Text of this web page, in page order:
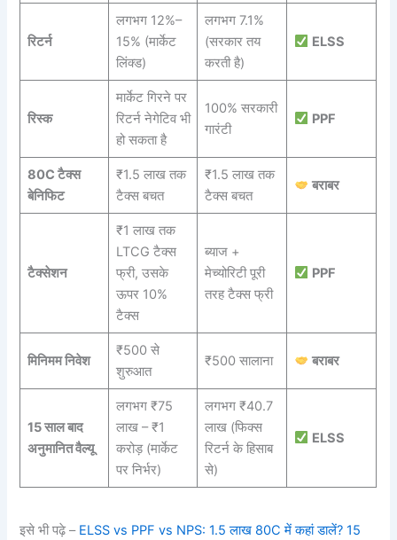
रिटर्न
लगभग 12%–
15% (मार्केट
लिंक्ड)
लगभग 7.1%
(सरकार तय
करती है)
ELSS
रिस्क
मार्केट गिरने पर
रिटर्न नेगेटिव भी
हो सकता है
100% सरकारी
गारंटी
PPF
80C टैक्स
बेनिफिट
₹1.5 लाख तक
टैक्स बचत
₹1.5 लाख तक
टैक्स बचत
बराबर
टैक्सेशन
₹1 लाख तक
LTCG टैक्स
फ्री, उसके
ऊपर 10%
टैक्स
ब्याज +
मेच्योरिटी पूरी
तरह टैक्स फ्री
PPF
मिनिमम निवेश
₹500 से
शुरुआत
₹500 सालाना बराबर
15 साल बाद
अनुमानित वैल्यू
लगभग ₹75
लाख – ₹1
करोड़ (मार्केट
पर निर्भर)
लगभग ₹40.7
लाख (फिक्स
रिटर्न के हिसाब
से)
ELSS
इसे भी पढ़े – ELSS vs PPF vs NPS: 1.5 लाख 80C में कहां डालें? 15